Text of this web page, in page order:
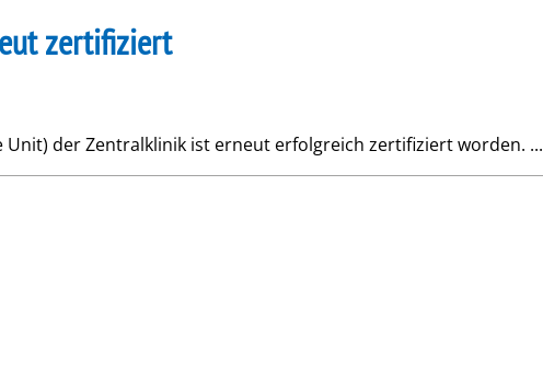
zertifiziert
der Zentralklinik ist erneut erfolgreich zertifiziert worden. ...